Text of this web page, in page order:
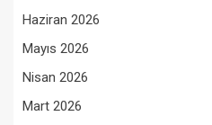
Haziran 2026
Mayıs 2026
Nisan 2026
Mart 2026